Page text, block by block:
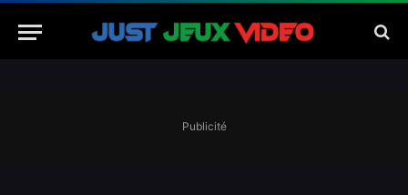
Publicité